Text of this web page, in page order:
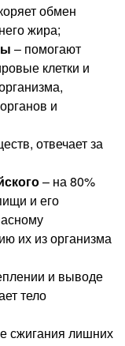
обмен
жира;
– помогают
клетки и
и
отвечает за
– на 80%
и его
их из организма
и выводе
тело
сжигания лишних